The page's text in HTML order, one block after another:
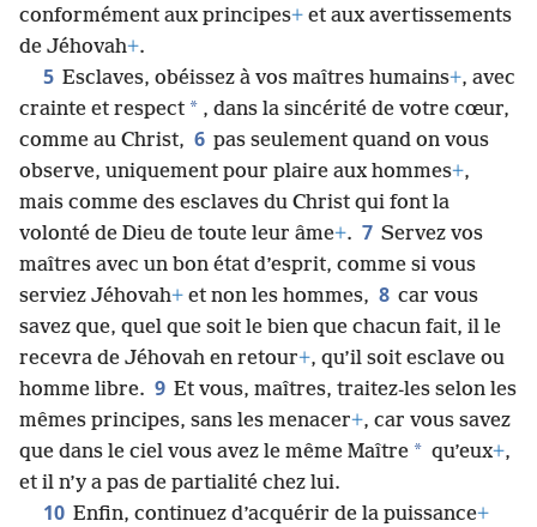
conformément aux principes+ et aux avertissements
de Jéhovah+.
5 Esclaves, obéissez à vos maîtres humains+, avec
crainte et respect * , dans la sincérité de votre cœur,
comme au Christ, 6 pas seulement quand on vous
observe, uniquement pour plaire aux hommes+,
mais comme des esclaves du Christ qui font la
volonté de Dieu de toute leur âme+. 7 Servez vos
maîtres avec un bon état d’esprit, comme si vous
serviez Jéhovah+ et non les hommes, 8 car vous
savez que, quel que soit le bien que chacun fait, il le
recevra de Jéhovah en retour+, qu’il soit esclave ou
homme libre. 9 Et vous, maîtres, traitez-​les selon les
mêmes principes, sans les menacer+, car vous savez
que dans le ciel vous avez le même Maître * qu’eux+,
et il n’y a pas de partialité chez lui.
10 Enfin, continuez d’acquérir de la puissance+